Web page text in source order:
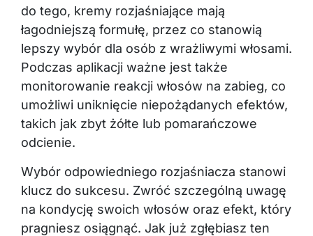
do tego, kremy rozjaśniające mają
łagodniejszą formułę, przez co stanowią
lepszy wybór dla osób z wrażliwymi włosami.
Podczas aplikacji ważne jest także
monitorowanie reakcji włosów na zabieg, co
umożliwi uniknięcie niepożądanych efektów,
takich jak zbyt żółte lub pomarańczowe
odcienie.
Wybór odpowiedniego rozjaśniacza stanowi
klucz do sukcesu. Zwróć szczególną uwagę
na kondycję swoich włosów oraz efekt, który
pragniesz osiągnąć. Jak już zgłębiasz ten